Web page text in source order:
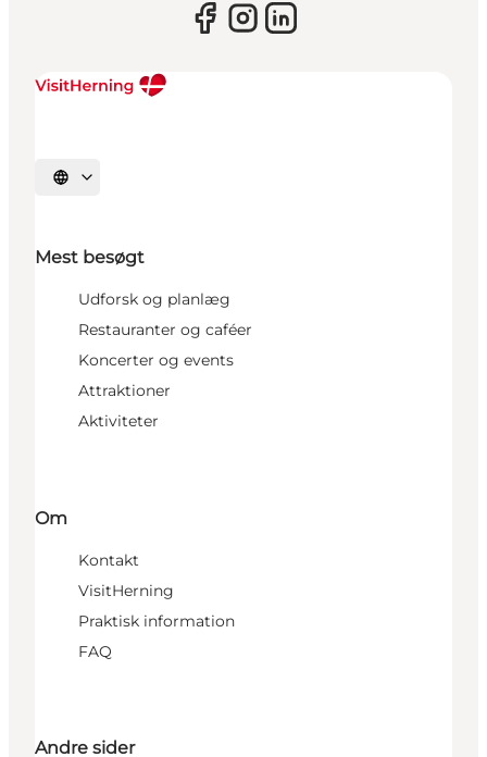
Vælg sprog
Mest besøgt
Udforsk og planlæg
Restauranter og caféer
Koncerter og events
Attraktioner
Aktiviteter
Om
Kontakt
VisitHerning
Praktisk information
FAQ
Andre sider